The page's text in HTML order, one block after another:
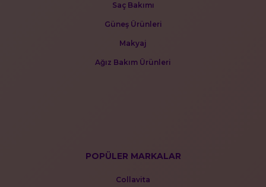
Saç Bakımı
Güneş Ürünleri
Makyaj
Ağız Bakım Ürünleri
POPÜLER MARKALAR
Collavita